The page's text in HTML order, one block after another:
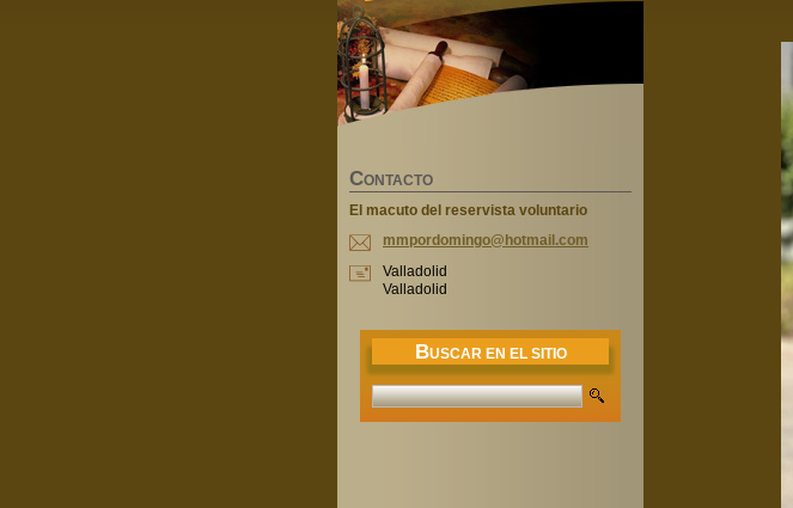
CONTACTO
El macuto del reservista voluntario
mmpordomingo@hotmail.com
Valladolid
Valladolid
BUSCAR EN EL SITIO